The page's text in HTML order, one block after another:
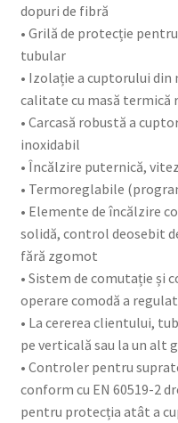
dopuri de fibră
• Grilă de protecție
tubular
• Izolație a cuptorului
calitate cu masă termică
• Carcasă robustă a
inoxidabil
• Încălzire puternică,
• Termoreglabile
• Elemente de încălzire
solidă, control deosebit
fără zgomot
• Sistem de comutație și
operare comodă a
• La cererea clientului,
pe verticală sau la un alt
• Controler pentru
conform cu EN 60519-2
pentru protecția atât a